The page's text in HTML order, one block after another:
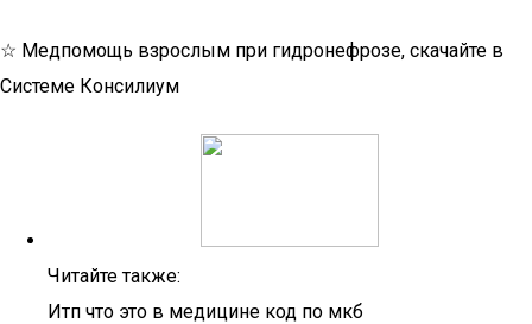
☆ Медпомощь взрослым при гидронефрозе, скачайте в
Системе Консилиум
Читайте также:
Итп что это в медицине код по мкб